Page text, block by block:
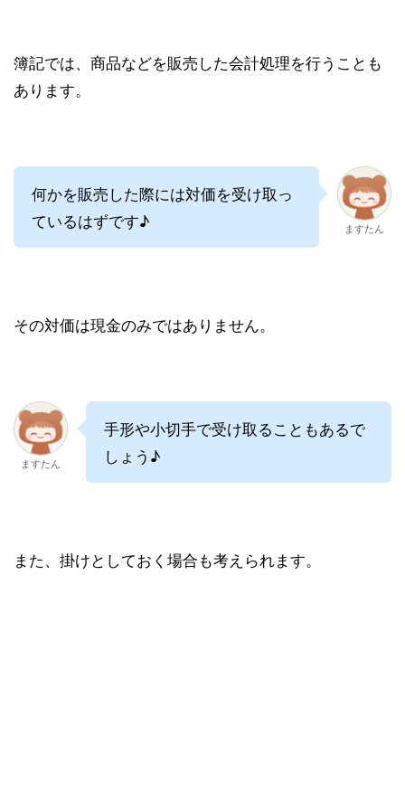
簿記では、商品などを販売した会計処理を行うことも
あります。
何かを販売した際には対価を受け取っ
ているはずです♪
ますたん
その対価は現金のみではありません。
ますたん
手形や小切手で受け取ることもあるで
しょう♪
また、掛けとしておく場合も考えられます。